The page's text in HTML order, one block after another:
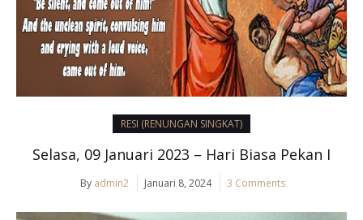
RESI (RENUNGAN SINGKAT)
Selasa, 09 Januari 2023 – Hari Biasa Pekan I
By admin2 Januari 8, 2024 3 Comments